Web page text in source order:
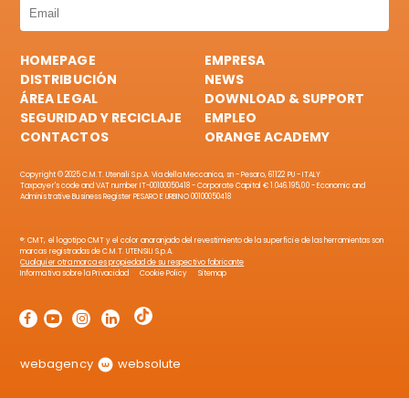
HOMEPAGE
EMPRESA
DISTRIBUCIÓN
NEWS
ÁREA LEGAL
DOWNLOAD & SUPPORT
SEGURIDAD Y RECICLAJE
EMPLEO
CONTACTOS
ORANGE ACADEMY
Copyright © 2025 C.M.T. Utensili S.p.A. Via della Meccanica, sn - Pesaro, 61122 PU - ITALY
Taxpayer's code and VAT number IT-00100050418 - Corporate Capital € 1.046.195,00 - Economic and
Administrative Business Register PESARO E URBINO 00100050418
®: CMT, el logotipo CMT y el color anaranjado del revestimiento de la superficie de las herramientas son
marcas registradas de C.M.T. UTENSILI S.p.A.
Cualquier otra marca es propiedad de su respectivo fabricante
Informativa sobre la Privacidad
Cookie Policy Sitemap
webagency websolute